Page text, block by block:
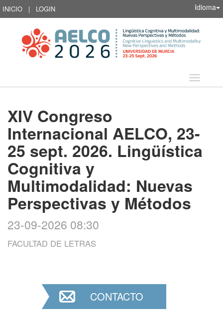
INICIO | LOGIN Idioma
Idioma
XIV Congreso
Internacional AELCO, 23-
25 sept. 2026. Lingüística
Cognitiva y
Multimodalidad: Nuevas
Perspectivas y Métodos
23-09-2026 08:30
FACULTAD DE LETRAS
CONTACTO